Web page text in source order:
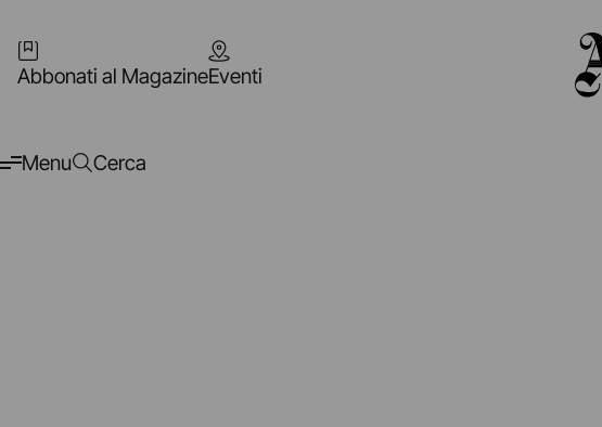
Abbonati al MagazineEventi
Menu Cerca